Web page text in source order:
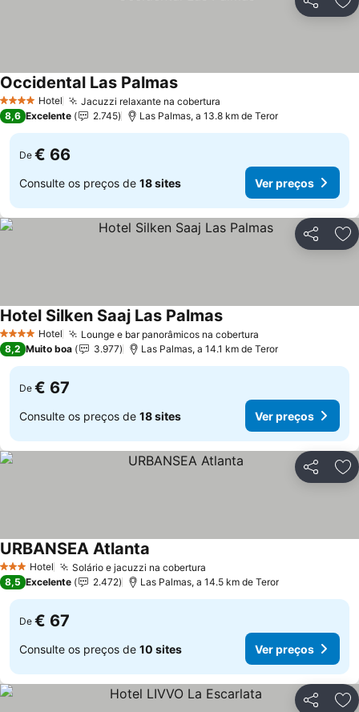
Partilhar
4 EstrelasHotel Jacuzzi relaxante na cobertura
Occidental Las Palmas
8,6 Excelente 2.745 Las Palmas, a 13.8 km de Teror
De € 66
Consulte os preços de 18 sites Ver preços
Partilhar
4 EstrelasHotel Lounge e bar panorâmicos na cobertura
Hotel Silken Saaj Las Palmas
8,2 Muito boa 3.977 Las Palmas, a 14.1 km de Teror
De € 67
Consulte os preços de 18 sites Ver preços
Partilhar
3 EstrelasHotel Solário e jacuzzi na cobertura
URBANSEA Atlanta
8,5 Excelente 2.472 Las Palmas, a 14.5 km de Teror
De € 67
Consulte os preços de 10 sites Ver preços
Partilhar